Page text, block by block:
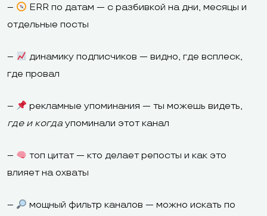
–
ERR по датам — с разбивкой на дни, месяцы и
отдельные посты
–
динамику подписчиков — видно, где всплеск,
где провал
–
рекламные упоминания — ты можешь видеть,
где и когда упоминали этот канал
–
топ цитат — кто делает репосты и как это
влияет на охваты
–
мощный фильтр каналов — можно искать по